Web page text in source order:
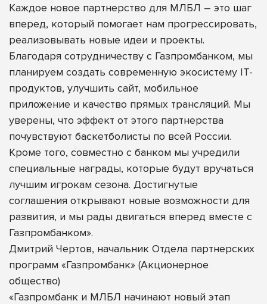
Каждое новое партнерство для МЛБЛ – это шаг
вперед, который помогает нам прогрессировать,
реализовывать новые идеи и проекты.
Благодаря сотрудничеству с Газпромбанком, мы
планируем создать современную экосистему IT-
продуктов, улучшить сайт, мобильное
приложение и качество прямых трансляций. Мы
уверены, что эффект от этого партнерства
почувствуют баскетболисты по всей России.
Кроме того, совместно с банком мы учредили
специальные награды, которые будут вручаться
лучшим игрокам сезона. Достигнутые
соглашения открывают новые возможности для
развития, и мы рады двигаться вперед вместе с
Газпромбанком».
Дмитрий Чертов, начальник Отдела партнерских
программ «Газпромбанк» (Акционерное
общество)
«Газпромбанк и МЛБЛ начинают новый этап